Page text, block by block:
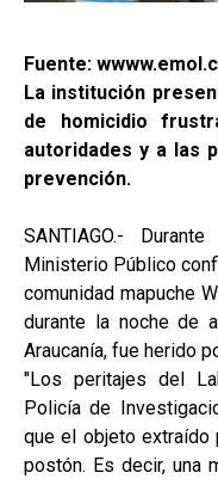
Fuente:
La institución
de homicidio
autoridades y a las
prevención.
SANTIAGO.-
Ministerio Público
comunidad mapuche
durante la noche de
Araucanía, fue herido
"Los peritajes del
Policía de
que el objeto
postón. Es decir, una